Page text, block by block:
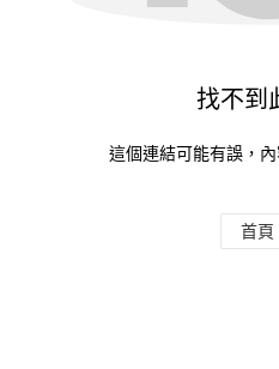
找不到
這個連結可能有誤，
首頁